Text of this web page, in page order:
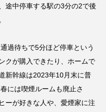
途中停車する駅の3分の2で後
過待ちで5分ほど停車という
クが購入できたり、ホームで
新幹線は2023年10月末に普
には喫煙ルームも廃止さ
ーが好きな人や、愛煙家に注